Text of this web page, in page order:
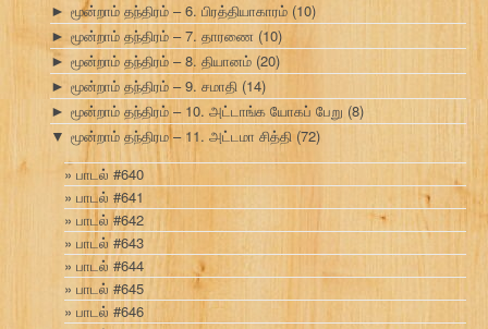
► மூன்றாம் தந்திரம் – 6. பிரத்தியாகாரம் (10)
► மூன்றாம் தந்திரம் – 7. தாரணை (10)
► மூன்றாம் தந்திரம் – 8. தியானம் (20)
► மூன்றாம் தந்திரம் – 9. சமாதி (14)
► மூன்றாம் தந்திரம் – 10. அட்டாங்க யோகப் பேறு (8)
▼ மூன்றாம் தந்திரம – 11. அட்டமா சித்தி (72)
பாடல் #640
பாடல் #641
பாடல் #642
பாடல் #643
பாடல் #644
பாடல் #645
பாடல் #646